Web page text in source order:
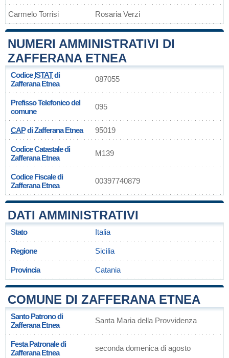
Carmelo Torrisi Rosaria Verzi
NUMERI AMMINISTRATIVI DI
ZAFFERANA ETNEA
CodiceISTATdi
Zafferana Etnea
087055
Prefisso Telefonico del
comune
095
CAPdi Zafferana Etnea 95019
Codice Catastale di
Zafferana Etnea
M139
Codice Fiscale di
Zafferana Etnea
00397740879
DATI AMMINISTRATIVI
Stato Italia
Regione Sicilia
Provincia Catania
COMUNE DI ZAFFERANA ETNEA
Santo Patrono di
Zafferana Etnea
Santa Maria della Provvidenza
Festa Patronale di
Zafferana Etnea
seconda domenica di agosto